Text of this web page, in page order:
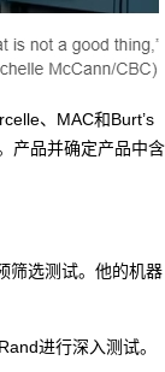
、MAC和Burt’s
产品并确定产品中含
筛选测试。他的机器
进行深入测试。